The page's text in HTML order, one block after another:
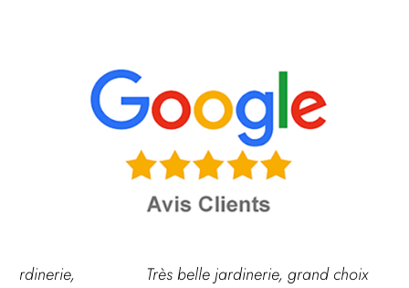
Très belle jardinerie, grand choix de fleurs et